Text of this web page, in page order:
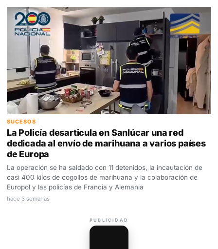
SUCESOS
La Policía desarticula en Sanlúcar una red
dedicada al envío de marihuana a varios países
de Europa
La operación se ha saldado con 11 detenidos, la incautación de
casi 400 kilos de cogollos de marihuana y la colaboración de
Europol y las policías de Francia y Alemania
hace 3 semanas
PUBLICIDAD